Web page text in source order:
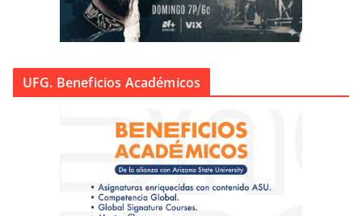
UFG. Beneficios Académicos